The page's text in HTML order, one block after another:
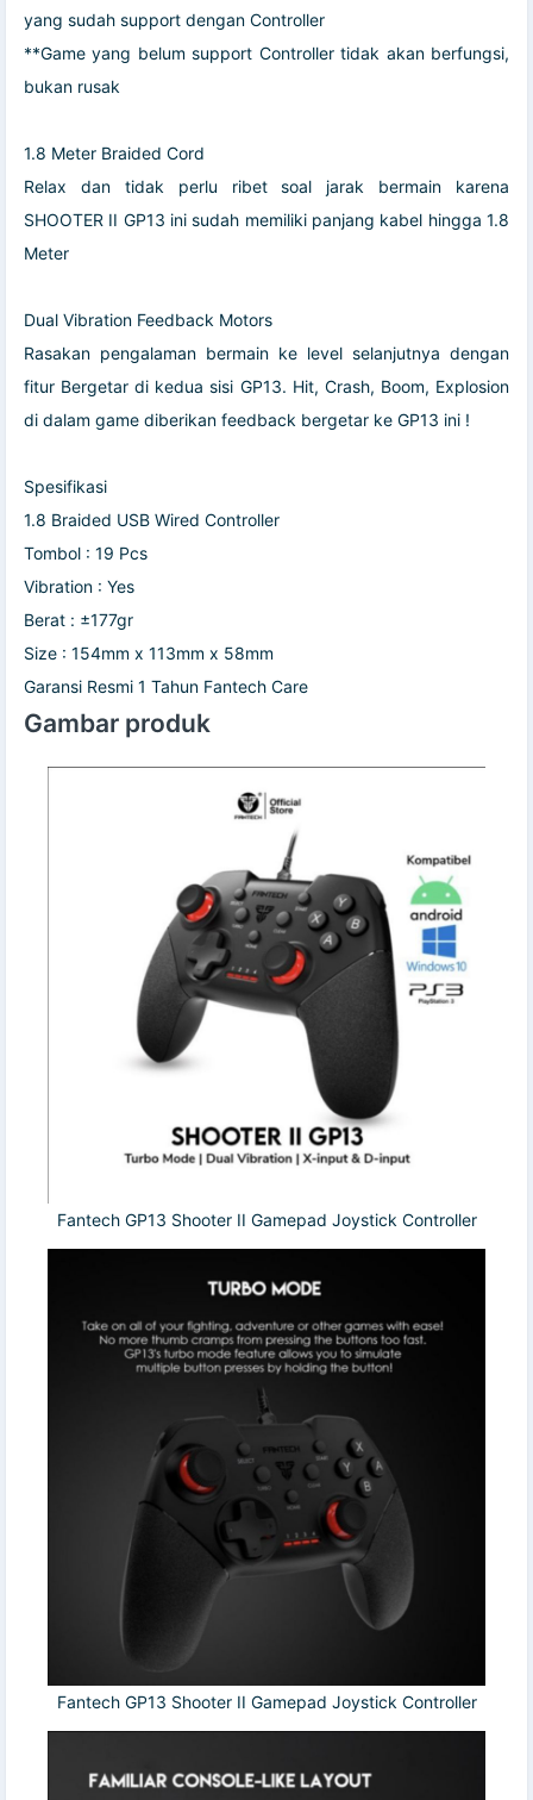
yang sudah support dengan Controller
**Game yang belum support Controller tidak akan berfungsi,
bukan rusak
1.8 Meter Braided Cord
Relax dan tidak perlu ribet soal jarak bermain karena
SHOOTER II GP13 ini sudah memiliki panjang kabel hingga 1.8
Meter
Dual Vibration Feedback Motors
Rasakan pengalaman bermain ke level selanjutnya dengan
fitur Bergetar di kedua sisi GP13. Hit, Crash, Boom, Explosion
di dalam game diberikan feedback bergetar ke GP13 ini !
Spesifikasi
1.8 Braided USB Wired Controller
Tombol : 19 Pcs
Vibration : Yes
Berat : ±177gr
Size : 154mm x 113mm x 58mm
Garansi Resmi 1 Tahun Fantech Care
Gambar produk
Fantech GP13 Shooter II Gamepad Joystick Controller
Fantech GP13 Shooter II Gamepad Joystick Controller